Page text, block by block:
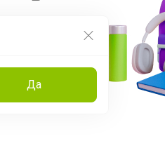
Да
Эксперты